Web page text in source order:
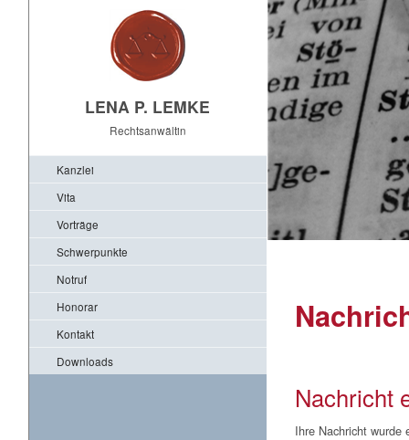
LENA P. LEMKE
Rechtsanwältin
Kanzlei
Vita
Vorträge
Schwerpunkte
Notruf
Honorar
Kontakt
Downloads
Nachricht
Ihre Nachricht wurde